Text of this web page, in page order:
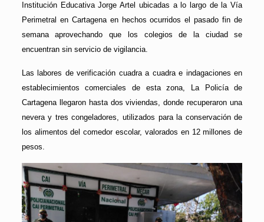
Institución Educativa Jorge Artel ubicadas a lo largo de la Vía
Perimetral en Cartagena en hechos ocurridos el pasado fin de
semana aprovechando que los colegios de la ciudad se
encuentran sin servicio de vigilancia.
Las labores de verificación cuadra a cuadra e indagaciones en
establecimientos comerciales de esta zona, La Policía de
Cartagena llegaron hasta dos viviendas, donde recuperaron una
nevera y tres congeladores, utilizados para la conservación de
los alimentos del comedor escolar, valorados en 12 millones de
pesos.